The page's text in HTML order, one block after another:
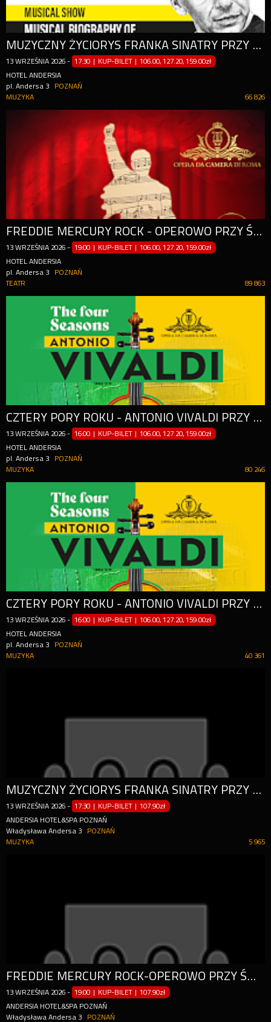
MUZYCZNY ŻYCIORYS FRANKA SINATRY PRZY ŚWIECACH
13 WRZEŚNIA 2026 - 17:30 | KUP-BILET |106.00, 127.20, 159.00zł
HOTEL ANDERSIA
pl. Andersa 3
POZNAŃ
66 826
MUZYKA
FREDDIE MERCURY ROCK - OPEROWO PRZY ŚWIECACH
13 WRZEŚNIA 2026 - 19:00 | KUP-BILET |106.00, 127.20, 159.00zł
HOTEL ANDERSIA
pl. Andersa 3
POZNAŃ
89 863
TEATR
CZTERY PORY ROKU - ANTONIO VIVALDI PRZY ŚWIECACH
13 WRZEŚNIA 2026 - 16:00 | KUP-BILET |106.00, 127.20, 159.00zł
HOTEL ANDERSIA
pl. Andersa 3
POZNAŃ
80 246
MUZYKA
CZTERY PORY ROKU - ANTONIO VIVALDI PRZY ŚWIECACH
13 WRZEŚNIA 2026 - 16:00 | KUP-BILET |106.00, 127.20, 159.00zł
HOTEL ANDERSIA
pl. Andersa 3
POZNAŃ
40 361
MUZYKA
MUZYCZNY ŻYCIORYS FRANKA SINATRY PRZY ŚWIECACH
13 WRZEŚNIA 2026 - 17:30 | KUP-BILET |107.90zł
ANDERSIA HOTEL&SPA POZNAŃ
Władysława Andersa 3
POZNAŃ
5 965
MUZYKA
FREDDIE MERCURY ROCK-OPEROWO PRZY ŚWIECACH
13 WRZEŚNIA 2026 - 19:00 | KUP-BILET |107.90zł
ANDERSIA HOTEL&SPA POZNAŃ
Władysława Andersa 3
POZNAŃ